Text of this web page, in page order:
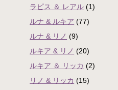
ラピス ＆ レアル (1)
ルナ & ルキア (77)
ルナ & リノ (9)
ルキア & リノ (20)
ルキア ＆ リッカ (2)
リノ & リッカ (15)